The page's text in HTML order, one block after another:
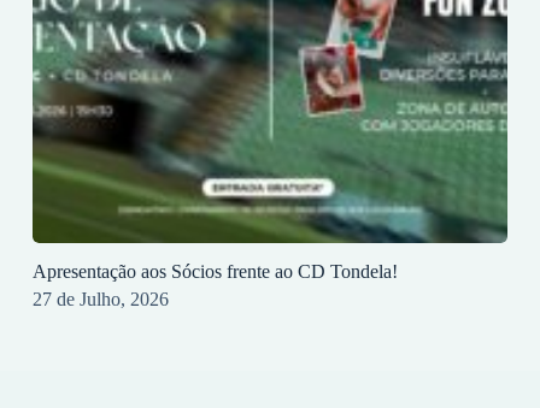
Apresentação aos Sócios frente ao CD Tondela!
27 de Julho, 2026